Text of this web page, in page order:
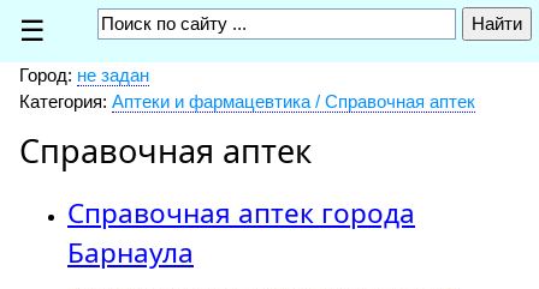
☰
Город: не задан
Категория: Аптеки и фармацевтика / Справочная аптек
Справочная аптек
Справочная аптек города
Барнаула